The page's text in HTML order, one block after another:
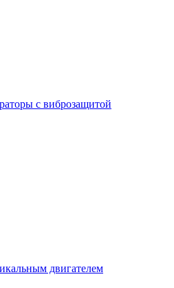
с виброзащитой
двигателем